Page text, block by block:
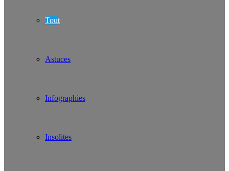
Tout
Astuces
Infographies
Insolites